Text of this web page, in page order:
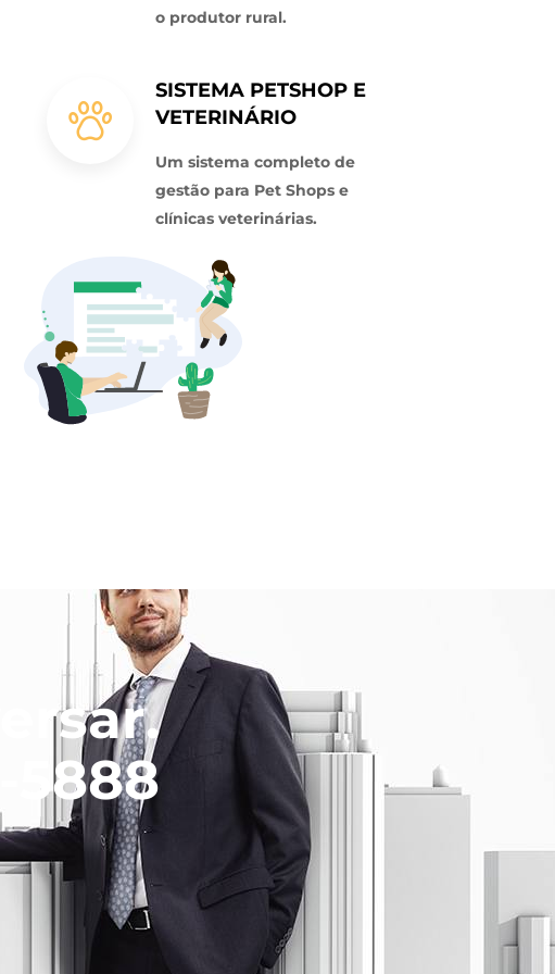
o produtor rural.
SISTEMA PETSHOP E
VETERINÁRIO
Um sistema completo de
gestão para Pet Shops e
clínicas veterinárias.
5888